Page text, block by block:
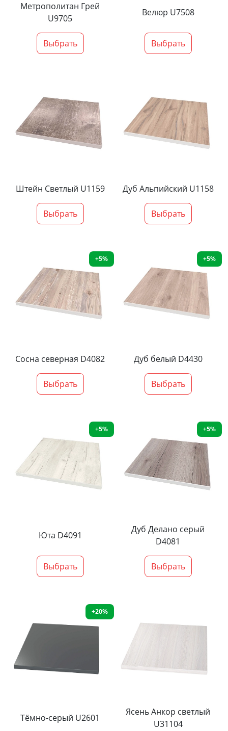
Метрополитан Грей
U9705
Выбрать
Велюр U7508
Выбрать
Штейн Светлый U1159
Выбрать
Дуб Альпийский U1158
Выбрать
+5%
Сосна северная D4082
Выбрать
+5%
Дуб белый D4430
Выбрать
+5%
Юта D4091
Выбрать
+5%
Дуб Делано серый
D4081
Выбрать
+20%
Тёмно-серый U2601
Ясень Анкор светлый
U31104